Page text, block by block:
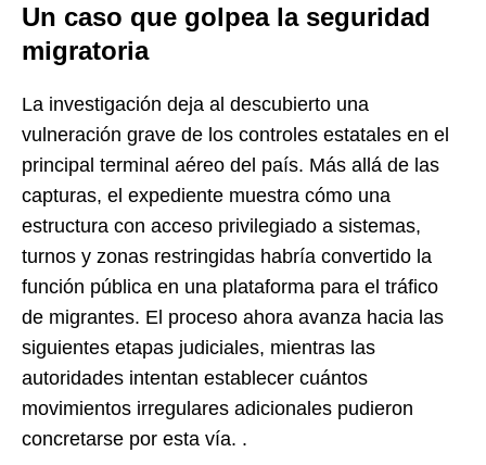
Un caso que golpea la seguridad
migratoria
La investigación deja al descubierto una
vulneración grave de los controles estatales en el
principal terminal aéreo del país. Más allá de las
capturas, el expediente muestra cómo una
estructura con acceso privilegiado a sistemas,
turnos y zonas restringidas habría convertido la
función pública en una plataforma para el tráfico
de migrantes. El proceso ahora avanza hacia las
siguientes etapas judiciales, mientras las
autoridades intentan establecer cuántos
movimientos irregulares adicionales pudieron
concretarse por esta vía. .